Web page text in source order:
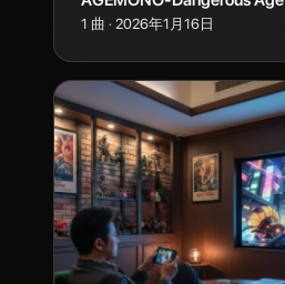
1 曲 · 2026年1月16日